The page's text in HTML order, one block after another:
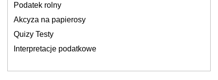
Podatek rolny
Akcyza na papierosy
Quizy Testy
Interpretacje podatkowe